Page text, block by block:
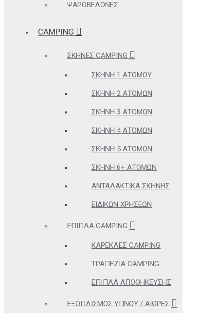
ΨΑΡΟΒΕΛΌΝΕΣ
CAMPING
ΣΚΗΝΈΣ CAMPING
ΣΚΗΝΉ 1 ΑΤΌΜΟΥ
ΣΚΗΝΉ 2 ΑΤΌΜΩΝ
ΣΚΗΝΉ 3 ΑΤΌΜΩΝ
ΣΚΗΝΉ 4 ΑΤΌΜΩΝ
ΣΚΗΝΉ 5 ΑΤΌΜΩΝ
ΣΚΗΝΉ 6+ ΑΤΌΜΩΝ
ΑΝΤΑΛΑΚΤΙΚΆ ΣΚΗΝΉΣ
ΕΙΔΙΚΏΝ ΧΡΉΣΕΩΝ
ΈΠΙΠΛΑ CAMPING
ΚΑΡΈΚΛΕΣ CAMPING
ΤΡΑΠΈΖΙΑ CAMPING
ΈΠΙΠΛΑ ΑΠΟΘΉΚΕΥΣΗΣ
ΕΞΟΠΛΙΣΜΌΣ ΎΠΝΟΥ / ΑΙΏΡΕΣ